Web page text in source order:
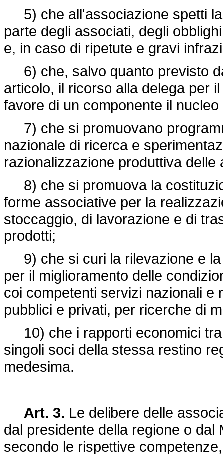
5) che all'associazione spetti
parte degli associati, degli
e, in caso di ripetute e gravi
6) che, salvo quanto previsto
articolo, il ricorso alla delega per
favore di un componente il nucleo
7) che si promuovano
nazionale di ricerca e
razionalizzazione produttiva delle
8) che si promuova la
forme associative per la
stoccaggio, di lavorazione e di
prodotti;
9) che si curi la rilevazione e la
per il miglioramento delle
coi competenti servizi nazionali e
pubblici e privati, per ricerche di
10) che i rapporti economici tra
singoli soci della stessa restino
medesima.
Art. 3. Le delibere delle
dal presidente della regione o
secondo le rispettive